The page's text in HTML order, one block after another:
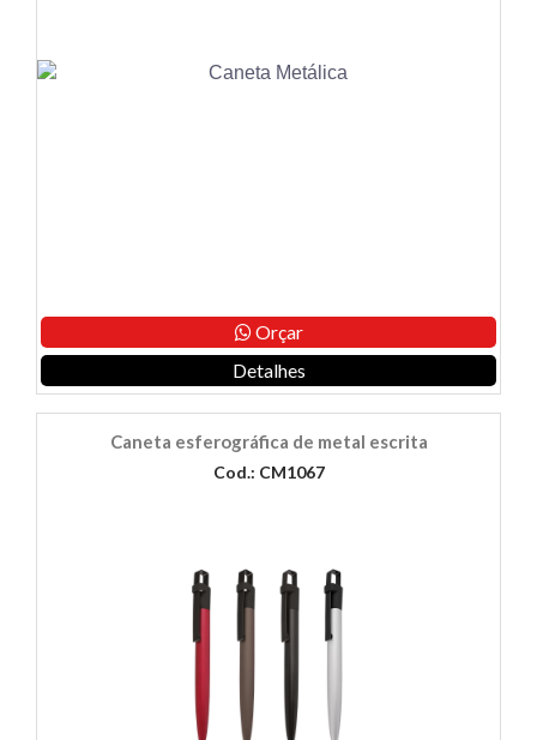
Orçar
Detalhes
Caneta esferográfica de metal escrita
Cod.: CM1067